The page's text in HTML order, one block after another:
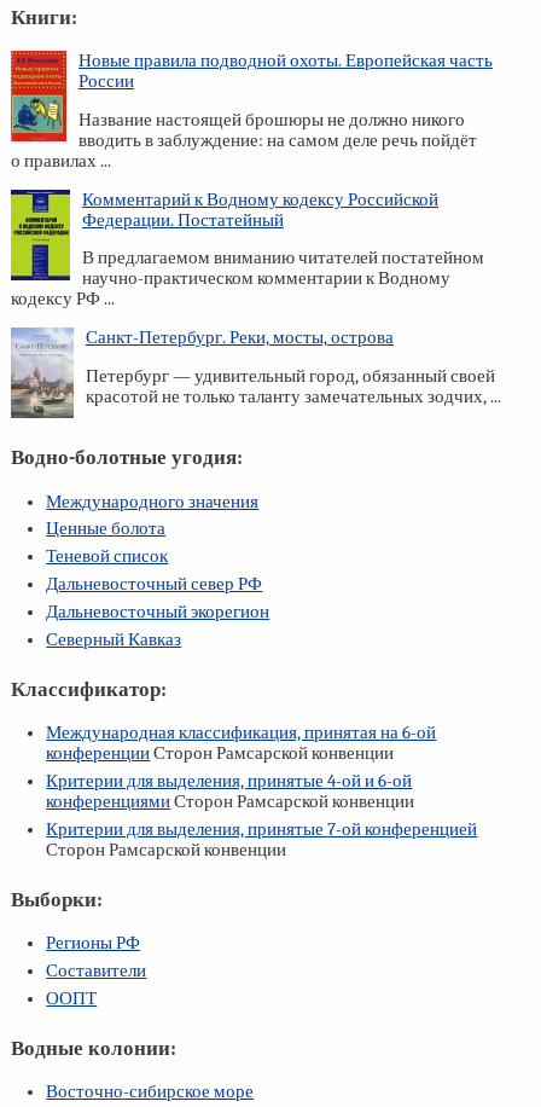
Книги:
Новые правила подводной охоты. Европейская часть
России
Название настоящей брошюры не должно никого
вводить в заблуждение: на самом деле речь пойдёт
о правилах ...
Комментарий к Водному кодексу Российской
Федерации. Постатейный
В предлагаемом вниманию читателей постатейном
научно-практическом комментарии к Водному
кодексу РФ ...
Санкт-Петербург. Реки, мосты, острова
Петербург — удивительный город, обязанный своей
красотой не только таланту замечательных зодчих, ...
Водно-болотные угодия:
Международного значения
Ценные болота
Теневой список
Дальневосточный север РФ
Дальневосточный экорегион
Северный Кавказ
Классификатор:
Международная классификация, принятая на6-ой
конференцииСторон Рамсарской конвенции
Критерии для выделения, принятые4-ойи6-ой
конференциямиСторон Рамсарской конвенции
Критерии для выделения, принятые7-ойконференцией
Сторон Рамсарской конвенции
Выборки:
Регионы РФ
Составители
ООПТ
Водные колонии:
Восточно-сибирское море